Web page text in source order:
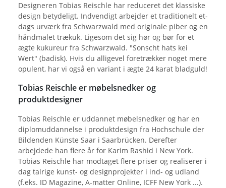
Designeren Tobias Reischle har reduceret det klassiske
design betydeligt. Indvendigt arbejder et traditionelt et-
dags urværk fra Schwarzwald med originale piber og en
håndmalet trækuk. Ligesom det sig hør og bør for et
ægte kukureur fra Schwarzwald. "Sonscht hats kei
Wert" (badisk). Hvis du alligevel foretrækker noget mere
opulent, har vi også en variant i ægte 24 karat bladguld!
Tobias Reischle er møbelsnedker og
produktdesigner
Tobias Reischle er uddannet møbelsnedker og har en
diplomuddannelse i produktdesign fra Hochschule der
Bildenden Künste Saar i Saarbrücken. Derefter
arbejdede han flere år for Karim Rashid i New York.
Tobias Reischle har modtaget flere priser og realiserer i
dag talrige kunst- og designprojekter i ind- og udland
(f.eks. ID Magazine, A-matter Online, ICFF New York ...).